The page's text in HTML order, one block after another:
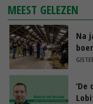
MEEST GELEZEN
Na